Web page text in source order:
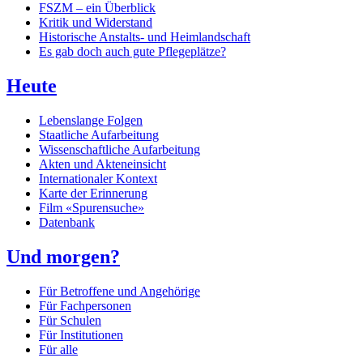
FSZM – ein Überblick
Kritik und Widerstand
Historische Anstalts- und Heimlandschaft
Es gab doch auch gute Pflegeplätze?
Heute
Lebenslange Folgen
Staatliche Aufarbeitung
Wissenschaftliche Aufarbeitung
Akten und Akteneinsicht
Internationaler Kontext
Karte der Erinnerung
Film «Spurensuche»
Datenbank
Und morgen?
Für Betroffene und Angehörige
Für Fachpersonen
Für Schulen
Für Institutionen
Für alle